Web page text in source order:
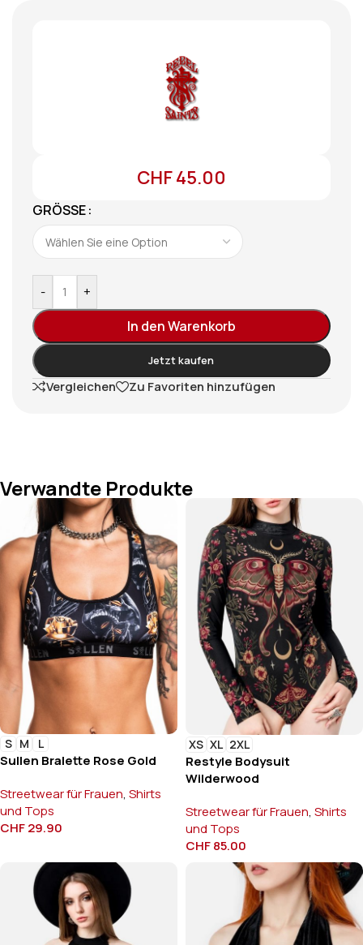
CHF45.00
GRÖSSE
- +
In den Warenkorb
Jetzt kaufen
Vergleichen Zu Favoriten hinzufügen
Verwandte Produkte
S M L
Sullen Bralette Rose Gold
Streetwear für Frauen, Shirts
und Tops
CHF29.90
XS XL 2XL
Restyle Bodysuit
Wilderwood
Streetwear für Frauen, Shirts
und Tops
CHF85.00